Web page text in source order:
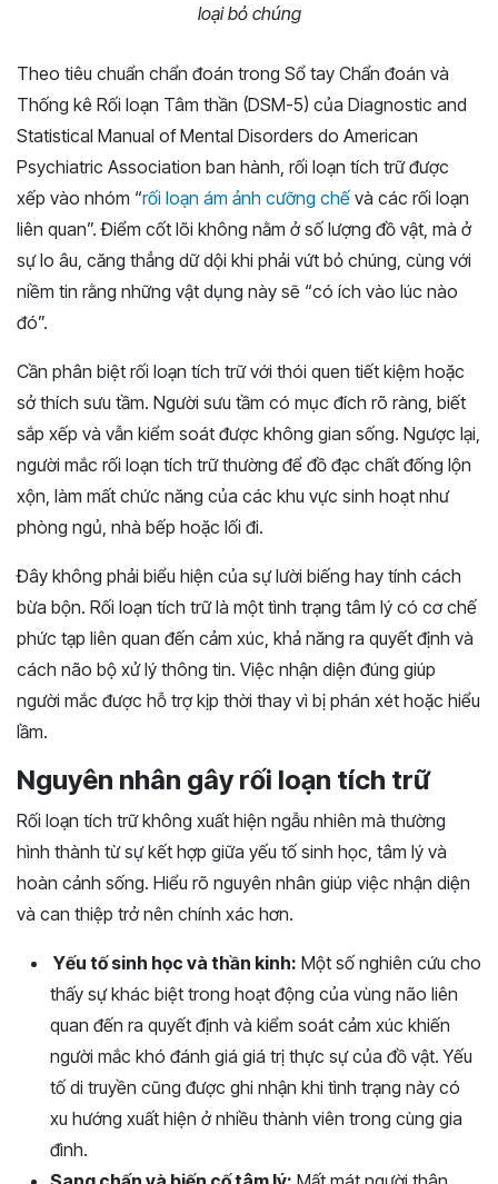
loại bỏ chúng
Theo tiêu chuẩn chẩn đoán trong Sổ tay Chẩn đoán và
Thống kê Rối loạn Tâm thần (DSM-5) của Diagnostic and
Statistical Manual of Mental Disorders do American
Psychiatric Association ban hành, rối loạn tích trữ được
xếp vào nhóm “rối loạn ám ảnh cưỡng chế và các rối loạn
liên quan”. Điểm cốt lõi không nằm ở số lượng đồ vật, mà ở
sự lo âu, căng thẳng dữ dội khi phải vứt bỏ chúng, cùng với
niềm tin rằng những vật dụng này sẽ “có ích vào lúc nào
đó”.
Cần phân biệt rối loạn tích trữ với thói quen tiết kiệm hoặc
sở thích sưu tầm. Người sưu tầm có mục đích rõ ràng, biết
sắp xếp và vẫn kiểm soát được không gian sống. Ngược lại,
người mắc rối loạn tích trữ thường để đồ đạc chất đống lộn
xộn, làm mất chức năng của các khu vực sinh hoạt như
phòng ngủ, nhà bếp hoặc lối đi.
Đây không phải biểu hiện của sự lười biếng hay tính cách
bừa bộn. Rối loạn tích trữ là một tình trạng tâm lý có cơ chế
phức tạp liên quan đến cảm xúc, khả năng ra quyết định và
cách não bộ xử lý thông tin. Việc nhận diện đúng giúp
người mắc được hỗ trợ kịp thời thay vì bị phán xét hoặc hiểu
lầm.
Nguyên nhân gây rối loạn tích trữ
Rối loạn tích trữ không xuất hiện ngẫu nhiên mà thường
hình thành từ sự kết hợp giữa yếu tố sinh học, tâm lý và
hoàn cảnh sống. Hiểu rõ nguyên nhân giúp việc nhận diện
và can thiệp trở nên chính xác hơn.
Yếu tố sinh học và thần kinh: Một số nghiên cứu cho
thấy sự khác biệt trong hoạt động của vùng não liên
quan đến ra quyết định và kiểm soát cảm xúc khiến
người mắc khó đánh giá giá trị thực sự của đồ vật. Yếu
tố di truyền cũng được ghi nhận khi tình trạng này có
xu hướng xuất hiện ở nhiều thành viên trong cùng gia
đình.